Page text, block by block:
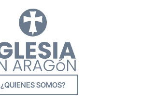
¿QUIENES SOMOS?